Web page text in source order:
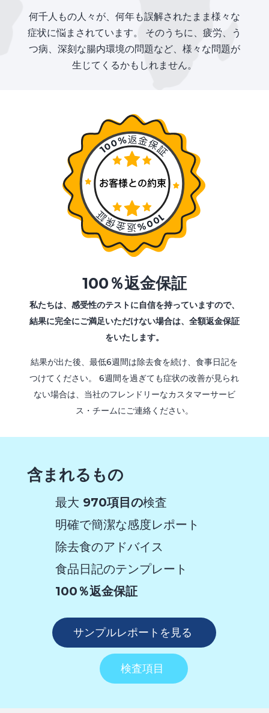
何千人もの人々が、何年も誤解されたまま様々な
症状に悩まされています。 そのうちに、疲労、う
つ病、深刻な腸内環境の問題など、様々な問題が
生じてくるかもしれません。
100％返金保証
私たちは、感受性のテストに自信を持っていますので、
結果に完全にご満足いただけない場合は、全額返金保証
をいたします。
結果が出た後、最低6週間は除去食を続け、食事日記を
つけてください。 6週間を過ぎても症状の改善が見られ
ない場合は、当社のフレンドリーなカスタマーサービ
ス・チームにご連絡ください。
含まれるもの
最大 970項目の検査
明確で簡潔な感度レポート
除去食のアドバイス
食品日記のテンプレート
100％返金保証
サンプルレポートを見る
検査項目